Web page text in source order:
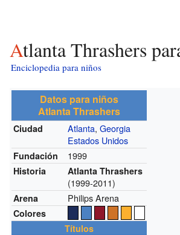
Atlanta Thrashers
Enciclopedia para niños
Datos para niños
Atlanta Thrashers
Ciudad Atlanta,Georgia
Estados Unidos
Fundación 1999
Historia Atlanta Thrashers
(1999-2011)
Arena Philips Arena
Colores
Títulos